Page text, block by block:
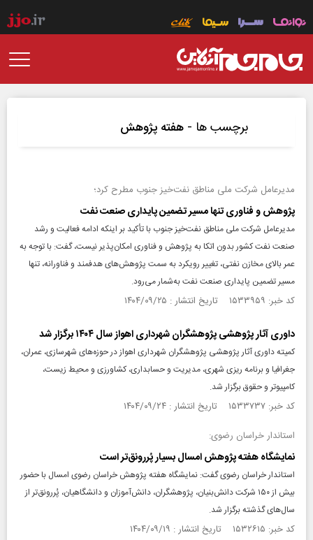
برچسب ها - هفته پژوهش
مدیرعامل شرکت ملی مناطق نفت‌خیز جنوب مطرح کرد؛
پژوهش و فناوری تنها مسیر تضمین پایداری صنعت نفت
مدیرعامل شرکت ملی مناطق نفت‌خیز جنوب با تأکید بر اینکه ادامه فعالیت و رشد
صنعت نفت کشور بدون اتکا به پژوهش و فناوری امکان‌پذیر نیست، گفت: با توجه به
عمر بالای مخازن نفتی، تغییر رویکرد به سمت پژوهش‌های هدفمند و فناورانه، تنها
مسیر تضمین پایداری صنعت نفت به‌شمار می‌رود.
کد خبر: ۱۵۳۳۹۵۹ تاریخ انتشار : ۱۴۰۴/۰۹/۲۵
داوری آثار پژوهشی پژوهشگران شهرداری اهواز سال ۱۴۰۴ برگزار شد
کمیته داوری آثار پژوهشی پژوهشگران شهرداری اهواز در حوزه‌های شهرسازی، عمران،
جغرافیا و برنامه ریزی شهری، مدیریت و حسابداری، کشاورزی و محیط زیست،
کامپیوتر و حقوق برگزار شد.
کد خبر: ۱۵۳۳۷۳۷ تاریخ انتشار : ۱۴۰۴/۰۹/۲۴
استاندار خراسان رضوی:
نمایشگاه هفته پژوهش امسال بسیار پُررونق‌تر است
استاندار خراسان رضوی گفت: نمایشگاه هفته پژوهش خراسان رضوی امسال با حضور
بیش از ۱۵۰ شرکت دانش‌بنیان، پژوهشگران، دانش‌آموزان و دانشگاهیان، پُررونق‌تر از
سال‌های گذشته برگزار شد.
کد خبر: ۱۵۳۲۶۱۵ تاریخ انتشار : ۱۴۰۴/۰۹/۱۹